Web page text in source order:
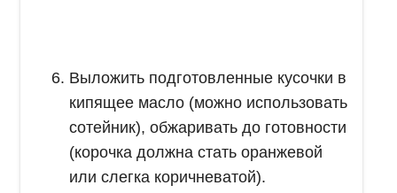
Выложить подготовленные кусочки в
кипящее масло (можно использовать
сотейник), обжаривать до готовности
(корочка должна стать оранжевой
или слегка коричневатой).